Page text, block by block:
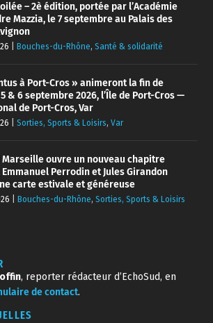
– 2è édition, portée par l’Académie
Mazzia, le 7 septembre au Palais des
Bouches-du-Rhône,Santé & solidarité
à Port-Cros » animeront la fin de
& 6 septembre 2026, l’Île de Port-Cros —
de Port-Cros, Var
|Sorties, Sports & Loisirs,Var
Marseille ouvre un nouveau chapitre
Perrodin et Jules Girandon
carte estivale et généreuse
Bouches-du-Rhône,Sorties, Sports & Loisirs
, reporter rédacteur d’EchoSud, en
de contact.